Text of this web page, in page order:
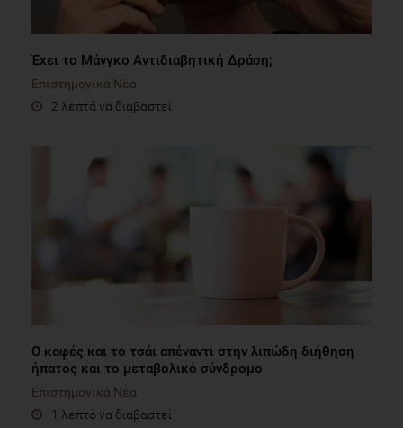
Έχει το Μάνγκο Αντιδιαβητική Δράση;
Επιστημονικά Νέα
2 λεπτά να διαβαστεί
Ο καφές και το τσάι απέναντι στην λιπώδη διήθηση
ήπατος και το μεταβολικό σύνδρομο
Επιστημονικά Νέα
1 λεπτό να διαβαστεί